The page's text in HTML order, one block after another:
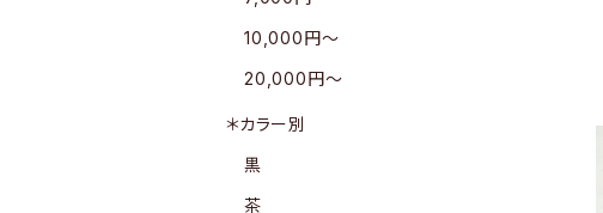
10,000円〜
20,000円〜
＊カラー別
黒
茶